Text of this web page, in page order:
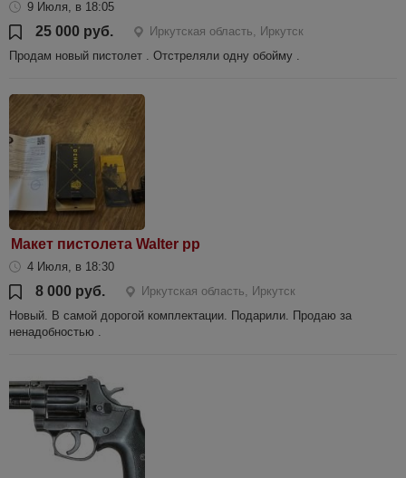
9 Июля, в 18:05
25 000 руб.
Иркутская область, Иркутск
Продам новый пистолет . Отстреляли одну обойму .
Макет пистолета Walter pp
4 Июля, в 18:30
8 000 руб.
Иркутская область, Иркутск
Новый. В самой дорогой комплектации. Подарили. Продаю за
ненадобностью .